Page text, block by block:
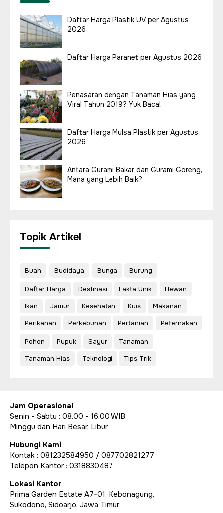
Daftar Harga Plastik UV per Agustus
2026
Daftar Harga Paranet per Agustus 2026
Penasaran dengan Tanaman Hias yang
Viral Tahun 2019? Yuk Baca!
Daftar Harga Mulsa Plastik per Agustus
2026
Antara Gurami Bakar dan Gurami Goreng,
Mana yang Lebih Baik?
Topik Artikel
Buah Budidaya Bunga Burung
Daftar Harga Destinasi Fakta Unik
Hewan
Ikan
Jamur Kesehatan Kuis
Makanan
Perikanan
Perkebunan Pertanian Peternakan
Pohon Pupuk Sayur
Tanaman
Tanaman Hias
Teknologi Tips Trik
Jam Operasional
Senin - Sabtu : 08.00 - 16.00 WIB.
Minggu dan Hari Besar, Libur
Hubungi Kami
Kontak : 081232584950 / 087702821277
Telepon Kantor : 0318830487
Lokasi Kantor
Prima Garden Estate A7-01, Kebonagung,
Sukodono, Sidoarjo, Jawa Timur